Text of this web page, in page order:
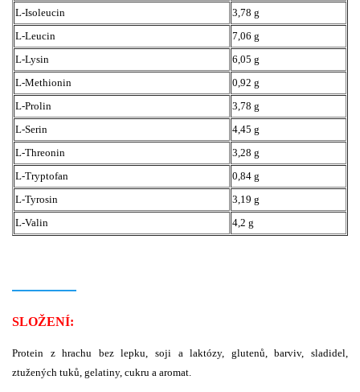
L-Isoleucin
3,78 g
L-Leucin
7,06 g
L-Lysin
6,05 g
L-Methionin
0,92 g
L-Prolin
3,78 g
L-Serin
4,45 g
L-Threonin
3,28 g
L-Tryptofan
0,84 g
L-Tyrosin
3,19 g
L-Valin
4,2 g
SLOŽENÍ:
Protein z hrachu bez lepku, soji a laktózy, glutenů, barviv, sladidel,
ztužených tuků, gelatiny, cukru a aromat.